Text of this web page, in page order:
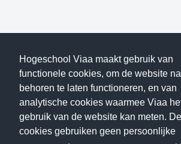
Hogeschool Viaa maakt gebruik van
functionele cookies, om de website
behoren te laten functioneren, en van
analytische cookies waarmee Viaa
gebruik van de website kan meten.
cookies gebruiken geen persoonlijke